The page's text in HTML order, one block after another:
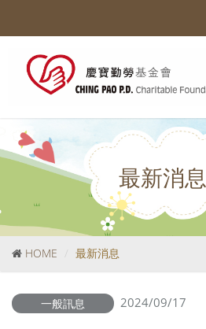
最新消息
HOME 最新消息
一般訊息 2024/09/17